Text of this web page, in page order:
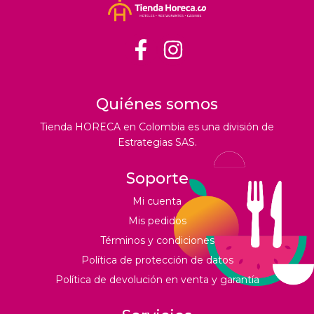
Quiénes somos
Tienda HORECA en Colombia es una división de
Estrategias SAS.
Soporte
Mi cuenta
Mis pedidos
Términos y condiciones
Política de protección de datos
Política de devolución en venta y garantía